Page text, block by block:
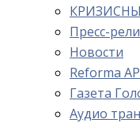
Пресс-
Новости
Reforma
Газета
Аудио